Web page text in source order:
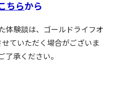
ちらから
体験談は、ゴールドライフオ
ていただく場合がございま
了承ください。